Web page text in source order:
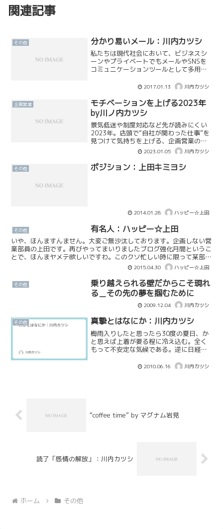
関連記事
その他 分かり易いメール：川内カツシ
私たちは現代社会において、ビジネスシ
ーンやプライベートでもメールやSNSを
コミュニケーションツールとして多用し
が便利になったとはいえ、分かり易い文
うえで非常に重要なスキ...
2017.01.13 川内カツシ
企画営業
モチベーションを上げる2023年
by川ノ内カツシ
景気低迷や制度対応など先が読みにくい
2023年。店頭で“自社が関わった仕事”を
見つけて気持ちを上げる、企画営業のリ
アルなモチベーション術を紹介します。
2023.01.05 川内カツシ
その他 ポジション：上田キミヨシ
2014.01.28 ハッピー☆上田
その他 有名人：ハッピー☆上田
いや、ほんますんません。大変ご無沙汰しております。企画しない営
業部員の上田です。再びやってまいりましたブログ強化月間というこ
とで、ほんまヤメテ欲しいですわ。このクソ忙しい時に限って某部長
が厄介な事を押し付けて来るんすわ。。。2015.04.30 ハッピー☆上田
その他
乗り越えられる壁だからこそ現れ
る＿その先の夢を掴むために
2009.12.04 川内カツシ
その他 真摯とはなにか：川内カツシ
梅雨入りしたと思ったら30度の夏日、か
と思えば上着が要る程に冷え込む。全く
もって不安定な気候である。逆に日経平
戻した。 欧州の懸案が小康状態を保っ
2010.06.16 川内カツシ
“coffee time” by マグナム岩見
読了「感情の解放」：川内カツシ
ホーム その他